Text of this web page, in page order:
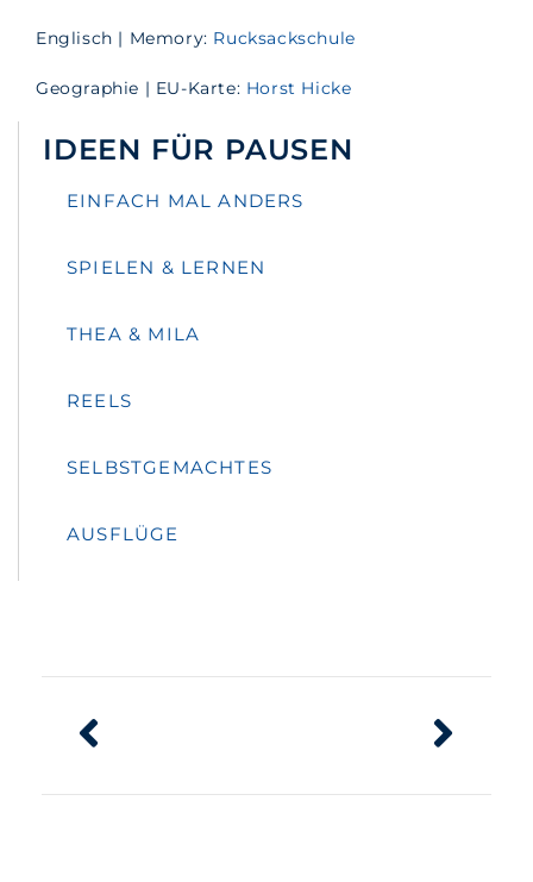
Englisch | Memory: Rucksackschule
Geographie | EU-Karte: Horst Hicke
IDEEN FÜR PAUSEN
EINFACH MAL ANDERS
SPIELEN & LERNEN
THEA & MILA
REELS
SELBSTGEMACHTES
AUSFLÜGE